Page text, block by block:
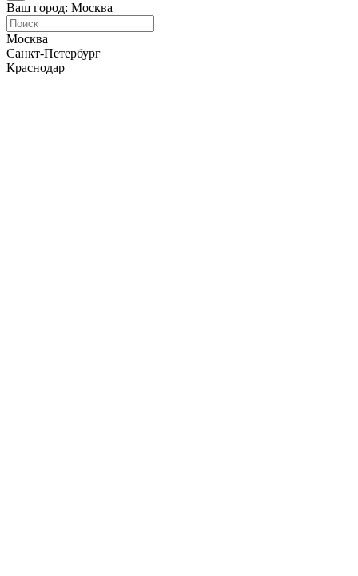
Ваш город: Москва
Москва
Санкт-Петербург
Краснодар